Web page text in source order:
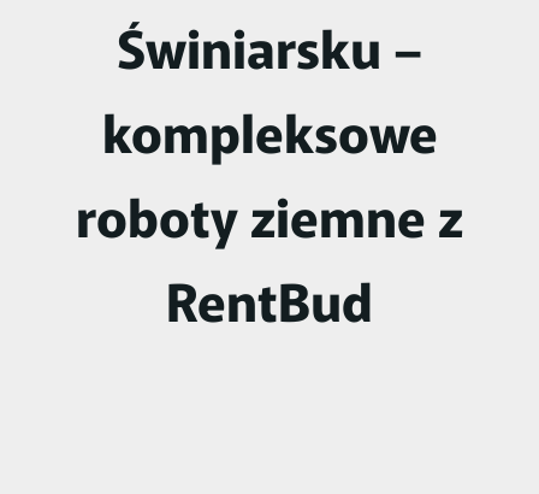
Świniarsku –
kompleksowe
roboty ziemne z
RentBud